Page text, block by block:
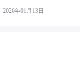
2026年01月13日